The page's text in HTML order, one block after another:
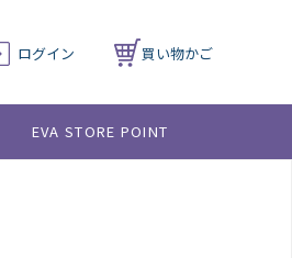
ログイン 買い物かご
EVA STORE POINT